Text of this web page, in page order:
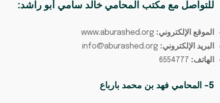
للتواصل مع مكتب المحامي خالد سامي أبو راشد:
الموقع الإلكتروني: www.aburashed.org
البريد الإلكتروني:
الهاتف:
5- المحامي فهد بن محمد بارباع